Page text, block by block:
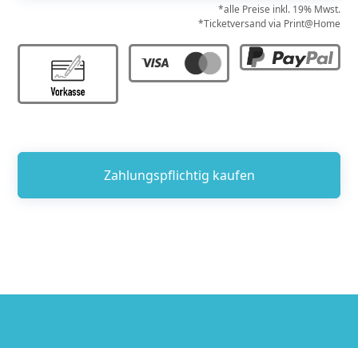
*alle Preise inkl. 19% Mwst.
*Ticketversand via Print@Home